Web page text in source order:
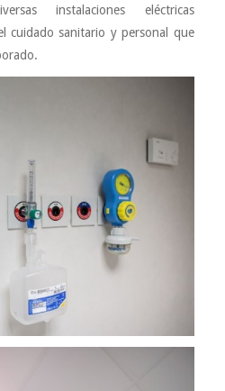
instalaciones eléctricas
cuidado sanitario y personal que